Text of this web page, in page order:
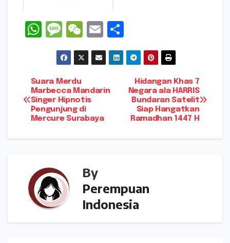
W
ts
A
p
M
e
s
s
a
g
W
e
C
a
t
E
m
ai
h
ar
Navigasi
pos
Hidangan Khas 7
Negara ala HARRIS
Bundaran Satelit
Siap Hangatkan
Ramadhan 1447 H
Suara Merdu
Marbecca Mandarin
Singer Hipnotis
Pengunjung di
Mercure Surabaya
By
Perempuan
Indonesia